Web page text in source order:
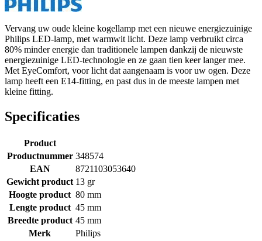
Vervang uw oude kleine kogellamp met een nieuwe energiezuinige
Philips LED-lamp, met warmwit licht. Deze lamp verbruikt circa
80% minder energie dan traditionele lampen dankzij de nieuwste
energiezuinige LED-technologie en ze gaan tien keer langer mee.
Met EyeComfort, voor licht dat aangenaam is voor uw ogen. Deze
lamp heeft een E14-fitting, en past dus in de meeste lampen met
kleine fitting.
Specificaties
Product
Productnummer 348574
EAN
8721103053640
Gewicht product 13 gr
Hoogte product 80 mm
Lengte product 45 mm
Breedte product 45 mm
Merk
Philips